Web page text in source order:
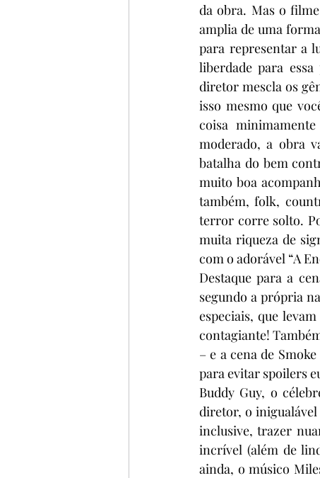
da obra. Mas o
amplia de uma
para representar a
liberdade para
diretor mescla os
isso mesmo que
coisa
moderado, a obra
batalha do bem
muito boa
também, folk,
terror corre solto.
muita riqueza de
com o adorável “A
Destaque para a
segundo a própria
especiais, que
contagiante!
– e a cena de
para evitar spoilers
Buddy Guy, o
diretor, o inigualável
inclusive, trazer
incrível (além de
ainda, o músico